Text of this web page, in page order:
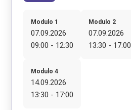
Modulo 1
07.09.2026
09:00 - 12:30
Modulo 2
07.09.2026
13:30 - 17:00
Modulo 4
14.09.2026
13:30 - 17:00